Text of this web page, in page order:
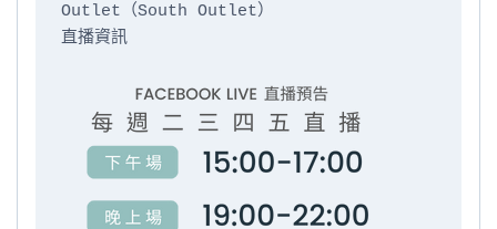
Outlet（South Outlet）
直播資訊